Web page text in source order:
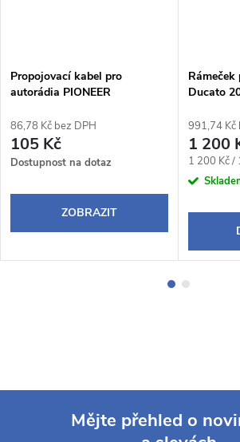
Propojovací kabel pro
autorádia PIONEER
86,78 Kč bez DPH
105 Kč
Dostupnost na dotaz
ZOBRAZIT
Ducato
991,74 Kč
1 200
Měrná
cena:
1 200 Kč /
Mějte přehled o